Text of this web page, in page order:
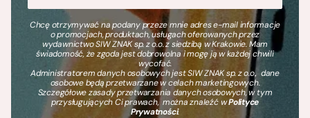
Chcę otrzymywać na podany przeze mnie adres e-mail informacje
o promocjach, produktach, usługach oferowanych przez
wydawnictwo SIW ZNAK sp. z o.o. z siedzibą w Krakowie. Mam
świadomość, że zgoda jest dobrowolna i mogę ją w każdej chwili
wycofać.
Administratorem danych osobowych jest SIW ZNAK sp. z o.o., dane
osobowe będą przetwarzane w celach marketingowych.
Szczegółowe zasady przetwarzania danych osobowych, w tym
przysługujących Ci prawach, można znaleźć wPolityce
Prywatności.